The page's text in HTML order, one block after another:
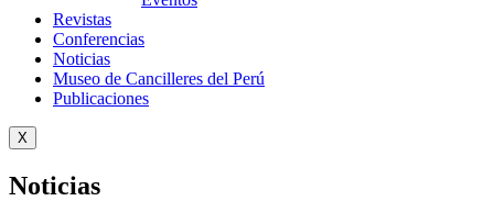
Revistas
Conferencias
Noticias
Museo de Cancilleres del Perú
Publicaciones
X
Noticias